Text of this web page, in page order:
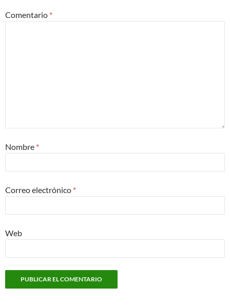
Comentario *
Nombre *
Correo electrónico *
Web